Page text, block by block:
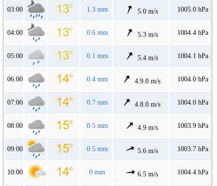
03:00 1.3 mm 5.0 m/s 1005.0 hPa
04:00 0.6 mm 5.3 m/s 1004.4 hPa
05:00 0.1 mm 5.4 m/s 1004.1 hPa
06:00 0.4 mm 4.9.0 m/s 1004.0 hPa
07:00 0.7 mm 4.8.0 m/s 1004.0 hPa
08:00 0.5 mm 4.9 m/s 1003.9 hPa
09:00 0.5 mm 5.6 m/s 1003.7 hPa
10:00 0 mm 6.5 m/s 1004.4 hPa